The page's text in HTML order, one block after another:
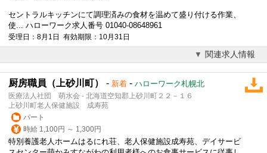
セントラルキッチンにて調理済みの食材を温めて盛り付ける作業、
使... ハローワーク求人番号 01040-08648961
受理日：8月1日 有効期限：10月31日
関連求人情報
厨房職員（上砂川町） - 新着 - ハローワーク札幌北
医療法人社団 萌水会 - 北海道空知郡上砂川町２２－１６
上砂川町老人保健施設 成寿苑
パート
時給 1,100円 ～ 1,300円
特別養護老人ホームはるにれ荘、老人保健施設成寿苑、デイサービ